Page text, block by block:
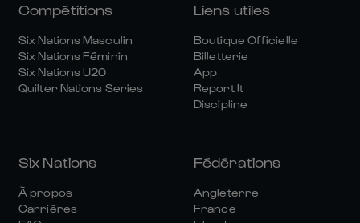
Compétitions
Six Nations Masculin
Six Nations Féminin
Six Nations U20
Quilter Nations Series
Liens utiles
Boutique Officielle
Billetterie
App
Report It
Discipline
Six Nations
À propos
Carrières
Fédérations
Angleterre
France